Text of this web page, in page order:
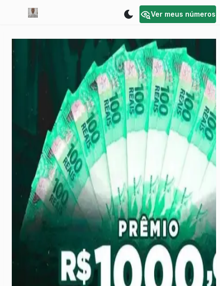
Ver meus números